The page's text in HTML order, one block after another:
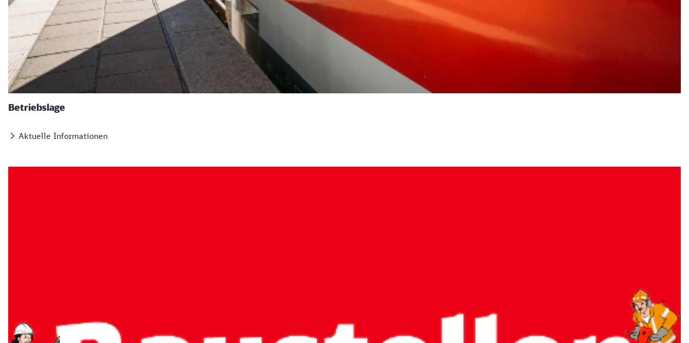
Betriebslage
Aktuelle Informationen